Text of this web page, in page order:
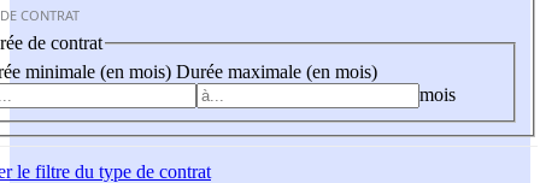
CONTRAT
de contrat
minimale (en mois) Durée maximale (en mois)
mois
le filtre du type de contrat